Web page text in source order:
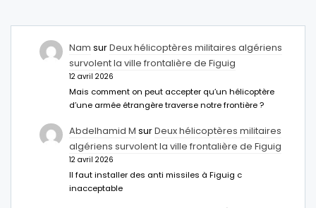
Nam surDeux hélicoptères militaires algériens
survolent la ville frontalière de Figuig
12 avril 2026
Mais comment on peut accepter qu’un hélicoptère
d’une armée étrangère traverse notre frontière ?
Abdelhamid M surDeux hélicoptères militaires
algériens survolent la ville frontalière de Figuig
12 avril 2026
Il faut installer des anti missiles à Figuig c
inacceptable